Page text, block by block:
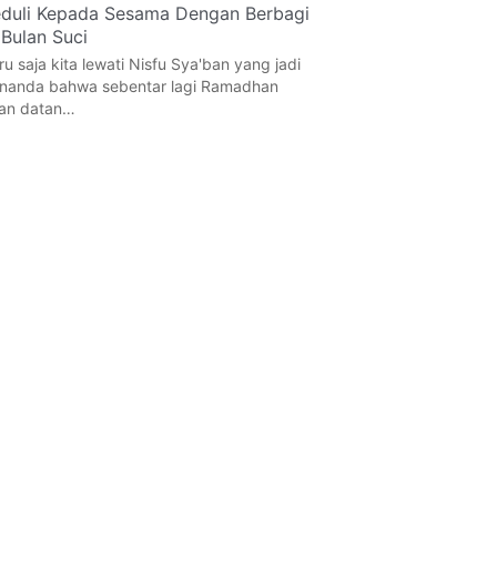
Kepada Sesama Dengan Berbagi
Suci
saja kita lewati Nisfu Sya'ban yang jadi
bahwa sebentar lagi Ramadhan
datan…